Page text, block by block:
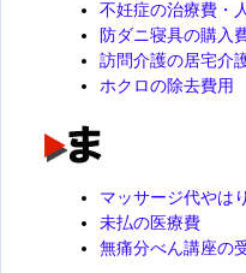
不妊症の治療費・
防ダニ寝具の購入
訪問介護の居宅介
ホクロの除去費用
マッサージ代やは
未払の医療費
無痛分べん講座の